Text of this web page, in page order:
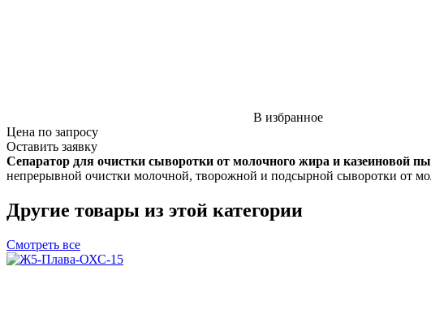
В избранное
Цена по запросу
Оставить заявку
Сепаратор для очистки сыворотки от молочного жира и казеиновой
непрерывной очистки молочной, творожной и подсырной сыворотки от
Другие товары из этой категории
Смотреть все